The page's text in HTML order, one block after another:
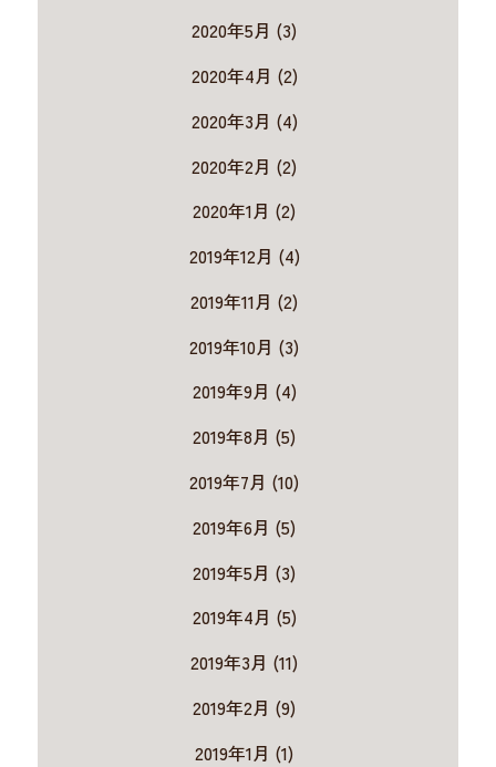
2020年5月 (3)
2020年4月 (2)
2020年3月 (4)
2020年2月 (2)
2020年1月 (2)
2019年12月 (4)
2019年11月 (2)
2019年10月 (3)
2019年9月 (4)
2019年8月 (5)
2019年7月 (10)
2019年6月 (5)
2019年5月 (3)
2019年4月 (5)
2019年3月 (11)
2019年2月 (9)
2019年1月 (1)